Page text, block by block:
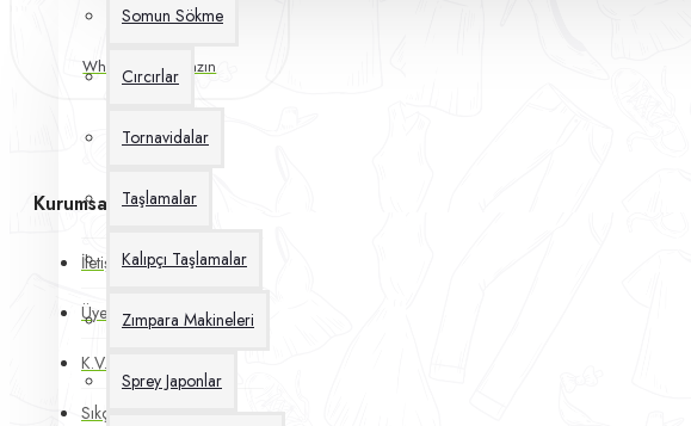
Somun Sökme
Cırcırlar
Tornavidalar
Taşlamalar
Kalıpçı Taşlamalar
Zımpara Makineleri
Sprey Japonlar
WhatsApp'tan Yazın
Kurumsal
İletişim Bilgileri
Üyelik Silme Talebi
K.V.K.K Kanunu
Sıkça Sorulan Sorular